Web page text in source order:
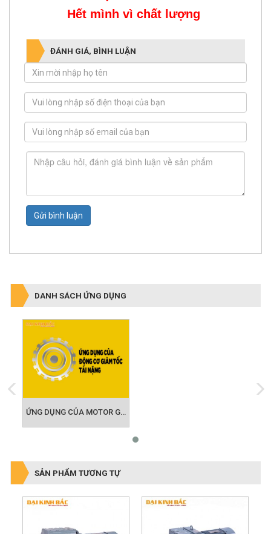
Hết mình vì chất lượng
ĐÁNH GIÁ, BÌNH LUẬN
Gửi bình luận
DANH SÁCH ỨNG DỤNG
SẢN PHẨM TƯƠNG TỰ